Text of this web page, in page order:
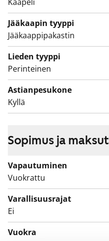
Jääkaapin tyyppi
Jääkaappipakastin
Lieden tyyppi
Perinteinen
Astianpesukone
Kyllä
Sopimus ja maksut
Vapautuminen
Vuokrattu
Varallisuusrajat
Ei
Vuokra